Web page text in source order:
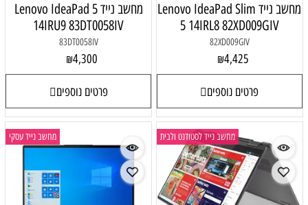
מחשב נייד Lenovo IdeaPad Slim
5 14IRL8 82XD009GIV
82XD009GIV
₪4,425
פרטים נוספים
מחשב נייד Lenovo IdeaPad 5
14IRU9 83DT0058IV
83DT0058IV
₪4,300
פרטים נוספים
מחשב נייד לסטודנט ולבית מחשב נייד עסקי